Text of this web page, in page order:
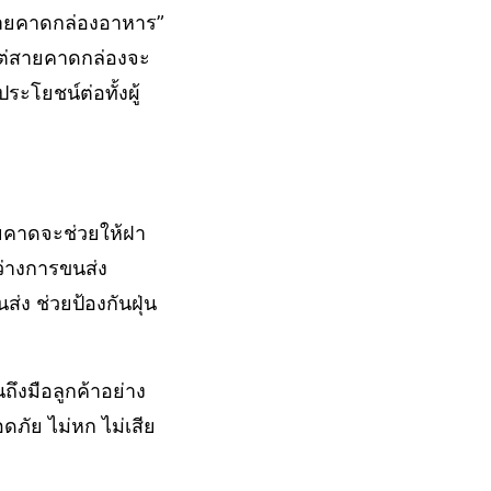
คาดกล่องอาหาร”
สายคาดกล่องจะ
ระโยชน์ต่อทั้งผู้
าดจะช่วยให้ฝา
งการขนส่ง
ส่ง ช่วยป้องกันฝุ่น
งมือลูกค้าอย่าง
ภัย ไม่หก ไม่เสีย